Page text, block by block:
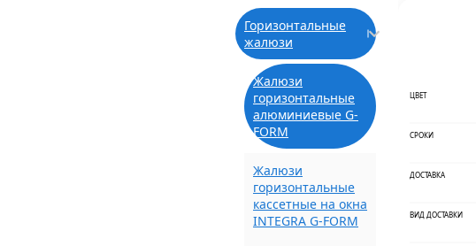
Горизонтальные
жалюзи
Жалюзи
горизонтальные
алюминиевые G-
FORM
Жалюзи
горизонтальные
кассетные на окна
INTEGRA G-FORM
ЦВЕТ
СРОКИ
ДОСТАВКА
ВИД ДОСТАВКИ